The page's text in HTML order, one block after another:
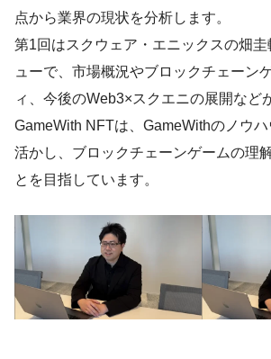
点から業界の現状を分析します。
第1回はスクウェア・エニックスの畑
ューで、市場概況やブロックチェーン
ィ、今後のWeb3×スクエニの展開など
GameWith NFTは、GameWithのノウ
活かし、ブロックチェーンゲームの理
とを目指しています。